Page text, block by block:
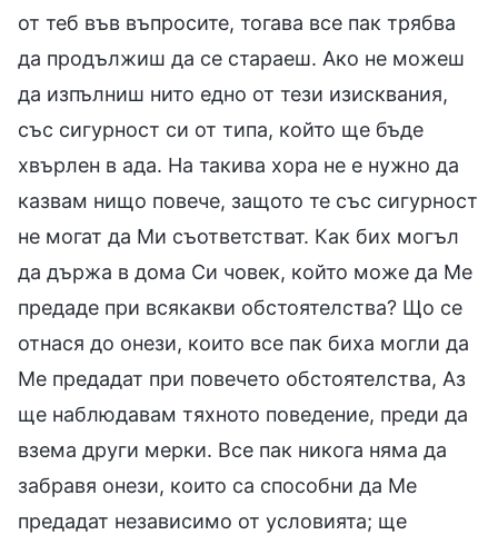
от теб във въпросите, тогава все пак трябва
да продължиш да се стараеш. Ако не можеш
да изпълниш нито едно от тези изисквания,
със сигурност си от типа, който ще бъде
хвърлен в ада. На такива хора не е нужно да
казвам нищо повече, защото те със сигурност
не могат да Ми съответстват. Как бих могъл
да държа в дома Си човек, който може да Ме
предаде при всякакви обстоятелства? Що се
отнася до онези, които все пак биха могли да
Ме предадат при повечето обстоятелства, Аз
ще наблюдавам тяхното поведение, преди да
взема други мерки. Все пак никога няма да
забравя онези, които са способни да Ме
предадат независимо от условията; ще